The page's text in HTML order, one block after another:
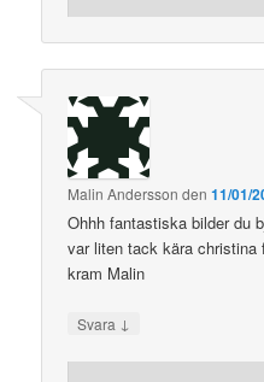
Malin Andersson den11/01/
Ohhh fantastiska bilder du
var liten tack kära christina
kram Malin
Svara ↓